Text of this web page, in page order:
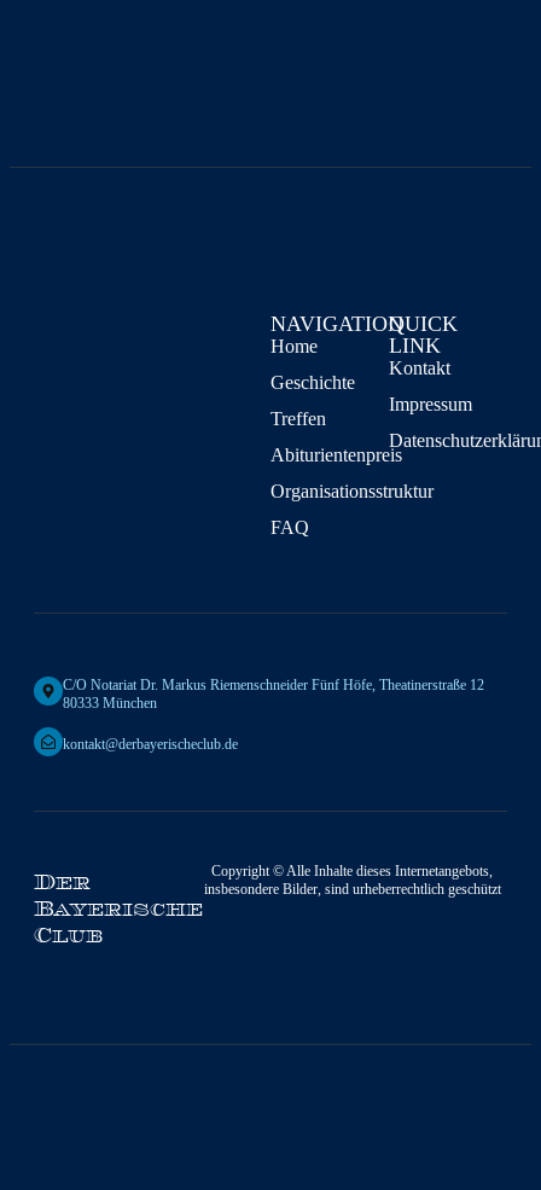
NAVIGATION
Home
Geschichte
Treffen
Abiturientenpreis
Organisationsstruktur
FAQ
QUICK
LINK
Kontakt
Impressum
C/o Notariat Dr. Markus Riemenschneider Fünf Höfe, Theatinerstraße 12
80333 München
kontakt@derbayerischeclub.de
Der
Bayerische
Club
Copyright © Alle Inhalte dieses Internetangebots,
insbesondere Bilder, sind urheberrechtlich geschützt